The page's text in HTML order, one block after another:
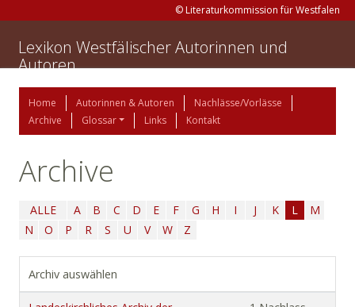
© Literaturkommission für Westfalen
Lexikon Westfälischer Autorinnen und
Autoren
Home Autorinnen & Autoren
Nachlässe/Vorlässe
Archive
Glossar Links Kontakt
Archive
ALLE A B C D E F G H I J K L
M
N
O P R S U V W Z
Archiv auswählen